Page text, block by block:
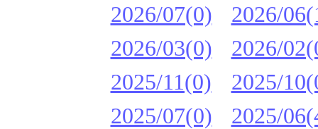
2026/07(0)
2026/
2026/03(0)
2026/
2025/11(0)
2025/
2025/07(0)
2025/